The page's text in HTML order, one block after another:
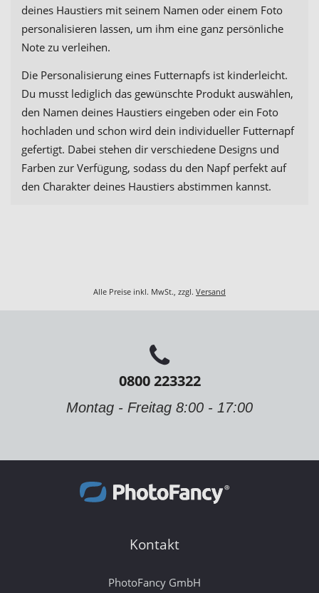
deines Haustiers mit seinem Namen oder einem Foto
personalisieren lassen, um ihm eine ganz persönliche
Note zu verleihen.
Die Personalisierung eines Futternapfs ist kinderleicht.
Du musst lediglich das gewünschte Produkt auswählen,
den Namen deines Haustiers eingeben oder ein Foto
hochladen und schon wird dein individueller Futternapf
gefertigt. Dabei stehen dir verschiedene Designs und
Farben zur Verfügung, sodass du den Napf perfekt auf
den Charakter deines Haustiers abstimmen kannst.
Alle Preise inkl. MwSt., zzgl. Versand
0800 223322
Montag - Freitag 8:00 - 17:00
Kontakt
PhotoFancy GmbH